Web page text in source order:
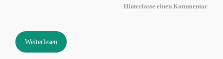
Hinterlasse einen Kommentar
Weiterlesen